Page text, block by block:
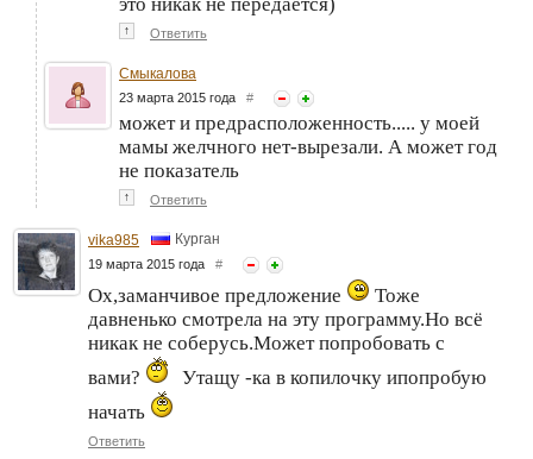
↑ Ответить
Смыкалова
23 марта 2015 года #
может и предрасположенность..... у моей
мамы желчного нет-вырезали. А может год
не показатель
↑ Ответить
vika985 Курган
19 марта 2015 года #
Ох,заманчивое предложение
Тоже
давненько смотрела на эту программу.Но всё
никак не соберусь.Может попробовать с
вами?
Утащу -ка в копилочку ипопробую
начать
Ответить